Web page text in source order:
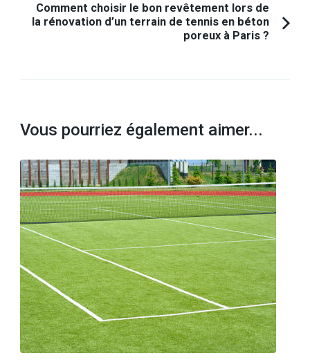
Comment choisir le bon revêtement lors de
la rénovation d’un terrain de tennis en béton
poreux à Paris ?
Vous pourriez également aimer...